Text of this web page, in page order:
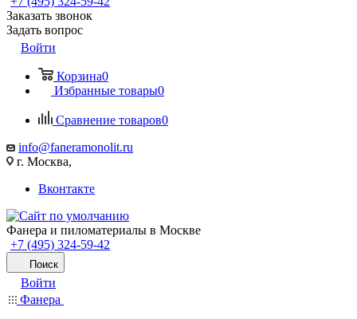
Заказать звонок
Задать вопрос
Войти
Корзина0
Избранные товары0
Сравнение товаров0
info@faneramonolit.ru
г. Москва,
Вконтакте
Фанера и пиломатериалы в Москве
+7 (495) 324-59-42
Поиск
Войти
Фанера